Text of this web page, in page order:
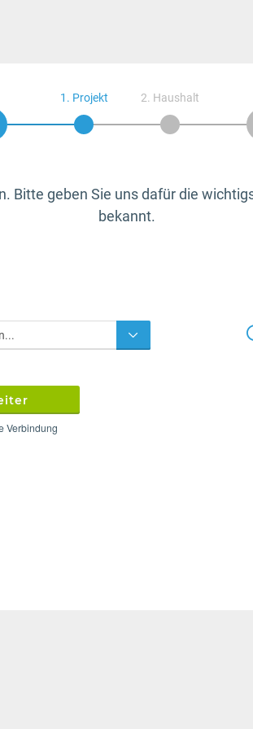
1. Projekt 2. Haushalt
Bitte geben Sie uns dafür die
bekannt.
Verbindung